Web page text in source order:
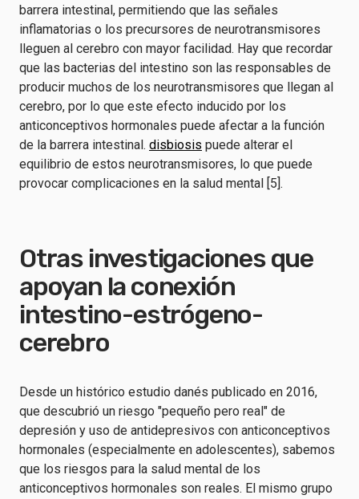
barrera intestinal, permitiendo que las señales
inflamatorias o los precursores de neurotransmisores
lleguen al cerebro con mayor facilidad. Hay que recordar
que las bacterias del intestino son las responsables de
producir muchos de los neurotransmisores que llegan al
cerebro, por lo que este efecto inducido por los
anticonceptivos hormonales puede afectar a la función
de la barrera intestinal. disbiosis puede alterar el
equilibrio de estos neurotransmisores, lo que puede
provocar complicaciones en la salud mental [5].
Otras investigaciones que
apoyan la conexión
intestino-estrógeno-
cerebro
Desde un histórico estudio danés publicado en 2016,
que descubrió un riesgo "pequeño pero real" de
depresión y uso de antidepresivos con anticonceptivos
hormonales (especialmente en adolescentes), sabemos
que los riesgos para la salud mental de los
anticonceptivos hormonales son reales. El mismo grupo